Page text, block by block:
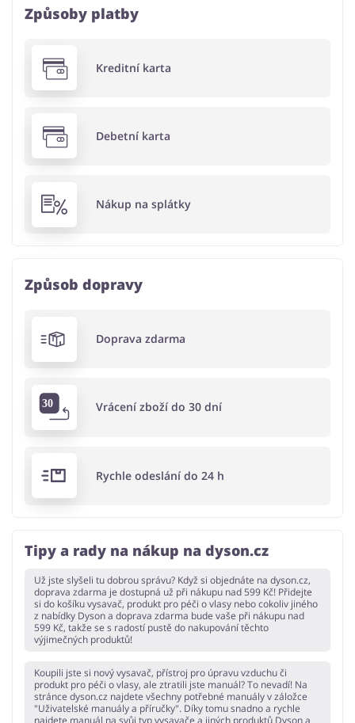
Způsoby platby
Kreditní karta
Debetní karta
Nákup na splátky
Způsob dopravy
Doprava zdarma
Vrácení zboží do 30 dní
Rychle odeslání do 24 h
Tipy a rady na nákup na dyson.cz
Už jste slyšeli tu dobrou správu? Když si objednáte na dyson.cz,
doprava zdarma je dostupná už při nákupu nad 599 Kč! Přidejte
si do košíku vysavač, produkt pro péči o vlasy nebo cokoliv jiného
z nabídky Dyson a doprava zdarma bude vaše při nákupu nad
599 Kč, takže se s radostí pustě do nakupování těchto
výjimečných produktů!
Koupili jste si nový vysavač, přístroj pro úpravu vzduchu či
produkt pro péči o vlasy, ale ztratili jste manuál? To nevadí! Na
stránce dyson.cz najdete všechny potřebné manuály v záložce
"Uživatelské manuály a příručky". Díky tomu snadno a rychle